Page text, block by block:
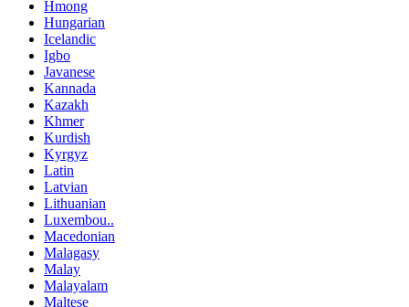
Hmong
Hungarian
Icelandic
Igbo
Javanese
Kannada
Kazakh
Khmer
Kurdish
Kyrgyz
Latin
Latvian
Lithuanian
Luxembou..
Macedonian
Malagasy
Malay
Malayalam
Maltese